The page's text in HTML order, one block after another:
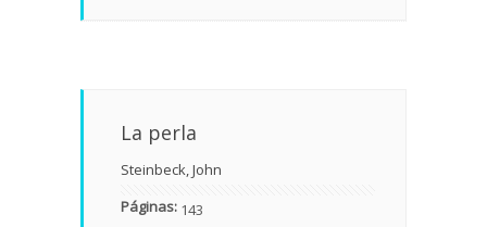
La perla
Steinbeck, John
Páginas: 143